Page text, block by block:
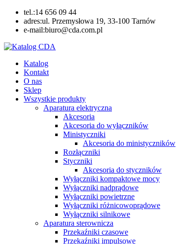
Skip
content
tel.:14 656 09 44
adres:ul. Przemysłowa 19, 33-100 Tarnów
e-mail:biuro@cda.com.pl
Katalog CDA
Automatyka przemysłowa
Katalog
Kontakt
O nas
Sklep
Wszystkie produkty
Aparatura elektryczna
Akcesoria
Akcesoria do wyłączników
Ministyczniki
Akcesoria do ministyczników
Rozłączniki
Styczniki
Akcesoria do styczników
Wyłączniki kompaktowe mocy
Wyłączniki nadprądowe
Wyłączniki powietrzne
Wyłączniki różnicowoprądowe
Wyłączniki silnikowe
Aparatura sterownicza
Przekaźniki czasowe
Przekaźniki impulsowe